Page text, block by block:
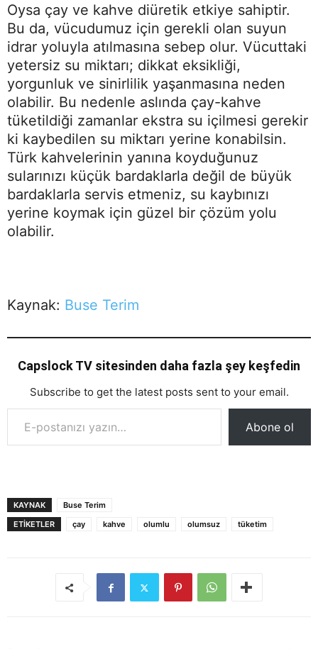
Oysa çay ve kahve diüretik etkiye sahiptir.
Bu da, vücudumuz için gerekli olan suyun
idrar yoluyla atılmasına sebep olur. Vücuttaki
yetersiz su miktarı; dikkat eksikliği,
yorgunluk ve sinirlilik yaşanmasına neden
olabilir. Bu nedenle aslında çay-kahve
tüketildiği zamanlar ekstra su içilmesi gerekir
ki kaybedilen su miktarı yerine konabilsin.
Türk kahvelerinin yanına koyduğunuz
sularınızı küçük bardaklarla değil de büyük
bardaklarla servis etmeniz, su kaybınızı
yerine koymak için güzel bir çözüm yolu
olabilir.
Kaynak: Buse Terim
Capslock TV sitesinden daha fazla şey keşfedin
Subscribe to get the latest posts sent to your email.
E-postanızı yazın…
Abone ol
KAYNAK
Buse Terim
ETIKETLER
çay kahve olumlu olumsuz tüketim